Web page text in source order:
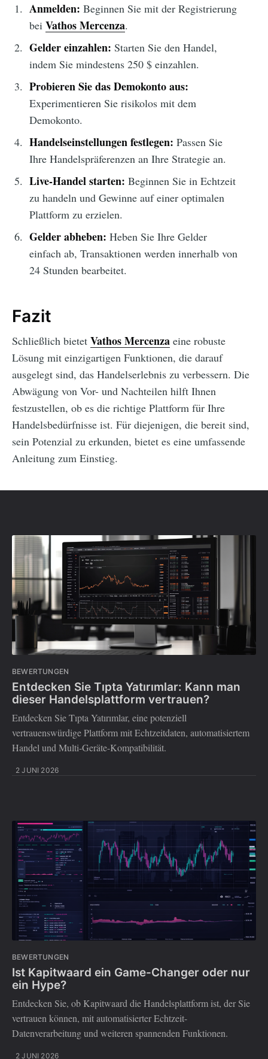
Anmelden: Beginnen Sie mit der Registrierung
bei Vathos Mercenza.
Gelder einzahlen: Starten Sie den Handel,
indem Sie mindestens 250 $ einzahlen.
Probieren Sie das Demokonto aus:
Experimentieren Sie risikolos mit dem
Demokonto.
Handelseinstellungen festlegen: Passen Sie
Ihre Handelspräferenzen an Ihre Strategie an.
Live-Handel starten: Beginnen Sie in Echtzeit
zu handeln und Gewinne auf einer optimalen
Plattform zu erzielen.
Gelder abheben: Heben Sie Ihre Gelder
einfach ab, Transaktionen werden innerhalb von
24 Stunden bearbeitet.
Fazit
Schließlich bietet Vathos Mercenza eine robuste
Lösung mit einzigartigen Funktionen, die darauf
ausgelegt sind, das Handelserlebnis zu verbessern. Die
Abwägung von Vor- und Nachteilen hilft Ihnen
festzustellen, ob es die richtige Plattform für Ihre
Handelsbedürfnisse ist. Für diejenigen, die bereit sind,
sein Potenzial zu erkunden, bietet es eine umfassende
Anleitung zum Einstieg.
BEWERTUNGEN
Entdecken Sie Tıpta Yatırımlar: Kann man
dieser Handelsplattform vertrauen?
Entdecken Sie Tıpta Yatırımlar, eine potenziell
vertrauenswürdige Plattform mit Echtzeitdaten, automatisiertem
Handel und Multi-Geräte-Kompatibilität.
2 JUNI 2026
BEWERTUNGEN
Ist Kapitwaard ein Game-Changer oder nur
ein Hype?
Entdecken Sie, ob Kapitwaard die Handelsplattform ist, der Sie
vertrauen können, mit automatisierter Echtzeit-
Datenverarbeitung und weiteren spannenden Funktionen.
2 JUNI 2026